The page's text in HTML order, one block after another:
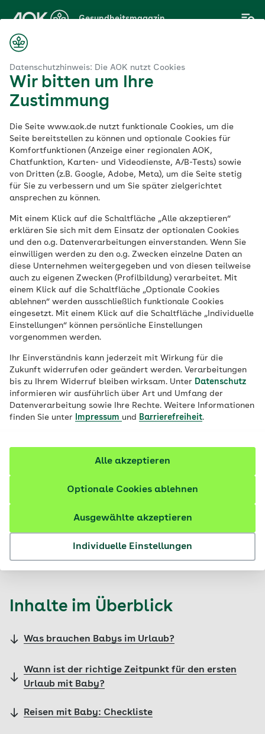
Datenschutzhinweis: Die AOK nutzt Cookies
Wir bitten um Ihre
Zustimmung
Die Seite www.aok.de nutzt funktionale Cookies, um die
Seite bereitstellen zu können und optionale Cookies für
Komfortfunktionen (Anzeige einer regionalen AOK,
Chatfunktion, Karten- und Videodienste, A/B-Tests) sowie
von Dritten (z.B. Google, Adobe, Meta), um die Seite stetig
für Sie zu verbessern und um Sie später zielgerichtet
ansprechen zu können.
Mit einem Klick auf die Schaltfläche „Alle akzeptieren“
erklären Sie sich mit dem Einsatz der optionalen Cookies
und den o.g. Datenverarbeitungen einverstanden. Wenn Sie
einwilligen werden zu den o.g. Zwecken einzelne Daten an
diese Unternehmen weitergegeben und von diesen teilweise
auch zu eigenen Zwecken (Profilbildung) verarbeitet. Mit
einem Klick auf die Schaltfläche „Optionale Cookies
ablehnen“ werden ausschließlich funktionale Cookies
eingesetzt. Mit einem Klick auf die Schaltfläche „Individuelle
Einstellungen“ können persönliche Einstellungen
vorgenommen werden.
Ihr Einverständnis kann jederzeit mit Wirkung für die
Zukunft widerrufen oder geändert werden. Verarbeitungen
bis zu Ihrem Widerruf bleiben wirksam. Unter Datenschutz
informieren wir ausführlich über Art und Umfang der
Datenverarbeitung sowie Ihre Rechte. Weitere Informationen
finden Sie unter
Impressum und Barrierefreiheit.
Individuelle Einstellungen
Ausgewählte akzeptieren
Optionale Cookies ablehnen
Alle akzeptieren
Hauptinhalt
springen
Gesundheitsmagazin
Checkliste: Das darf
im Urlaub mit Baby
nicht fehlen
Veröffentlicht am:
19.01.2024 3 Minuten Lesedauer
Der erste Urlaub mit Baby steht in Kürze
an? Was muss ins Gepäck, was ist
überflüssig? Mit dieser Checkliste
vergessen Sie nichts Wichtiges.
Inhalte im Überblick
Was brauchen Babys im Urlaub?
Wann ist der richtige Zeitpunkt für den ersten
Urlaub mit Baby?
Reisen mit Baby: Checkliste